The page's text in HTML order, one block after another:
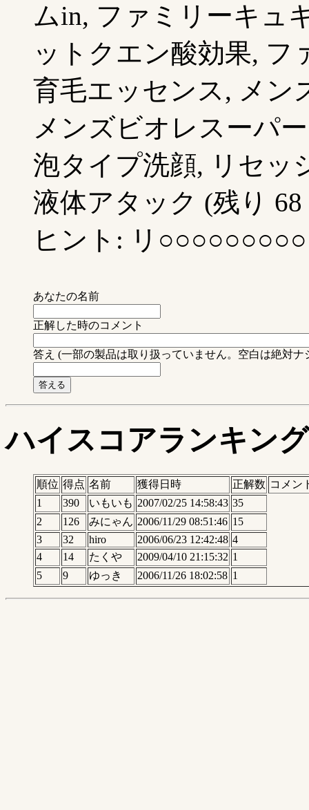
ムin, ファミリーキュ
ットクエン酸効果, フ
育毛エッセンス, メン
メンズビオレスーパ
泡タイプ洗顔, リセッ
液体アタック (残り 68
ヒント: リ
あなたの名前
正解した時のコメント
答え (一部の製品は取り扱っていません。空白は絶対ナ
ハイスコアランキング
順位 得点 名前 獲得日時 正解数 コメン
1
390 いもいも 2007/02/25 14:58:43 35
2
126 みにゃん 2006/11/29 08:51:46 15
3
32 hiro 2006/06/23 12:42:48 4
4
14 たくや 2009/04/10 21:15:32 1
5
9 ゆっき 2006/11/26 18:02:58 1